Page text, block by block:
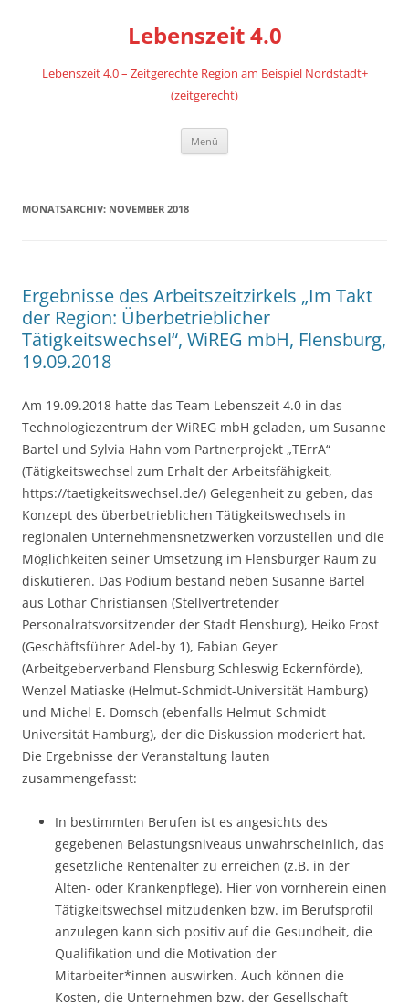
Lebenszeit 4.0
Lebenszeit 4.0 – Zeitgerechte Region am Beispiel Nordstadt+
(zeitgerecht)
Menü
MONATSARCHIV: NOVEMBER 2018
Ergebnisse des Arbeitszeitzirkels „Im Takt
der Region: Überbetrieblicher
Tätigkeitswechsel“, WiREG mbH, Flensburg,
19.09.2018
Am 19.09.2018 hatte das Team Lebenszeit 4.0 in das
Technologiezentrum der WiREG mbH geladen, um Susanne
Bartel und Sylvia Hahn vom Partnerprojekt „TErrA“
(Tätigkeitswechsel zum Erhalt der Arbeitsfähigkeit,
https://taetigkeitswechsel.de/) Gelegenheit zu geben, das
Konzept des überbetrieblichen Tätigkeitswechsels in
regionalen Unternehmensnetzwerken vorzustellen und die
Möglichkeiten seiner Umsetzung im Flensburger Raum zu
diskutieren. Das Podium bestand neben Susanne Bartel
aus Lothar Christiansen (Stellvertretender
Personalratsvorsitzender der Stadt Flensburg), Heiko Frost
(Geschäftsführer Adel-by 1), Fabian Geyer
(Arbeitgeberverband Flensburg Schleswig Eckernförde),
Wenzel Matiaske (Helmut-Schmidt-Universität Hamburg)
und Michel E. Domsch (ebenfalls Helmut-Schmidt-
Universität Hamburg), der die Diskussion moderiert hat.
Die Ergebnisse der Veranstaltung lauten
zusammengefasst:
In bestimmten Berufen ist es angesichts des
gegebenen Belastungsniveaus unwahrscheinlich, das
gesetzliche Rentenalter zu erreichen (z.B. in der
Alten- oder Krankenpflege). Hier von vornherein einen
Tätigkeitswechsel mitzudenken bzw. im Berufsprofil
anzulegen kann sich positiv auf die Gesundheit, die
Qualifikation und die Motivation der
Mitarbeiter*innen auswirken. Auch können die
Kosten, die Unternehmen bzw. der Gesellschaft